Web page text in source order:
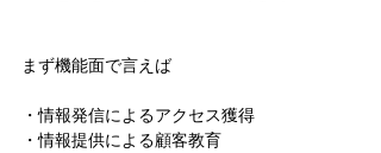
まず機能面で言えば
・情報発信によるアクセス獲得
・情報提供による顧客教育